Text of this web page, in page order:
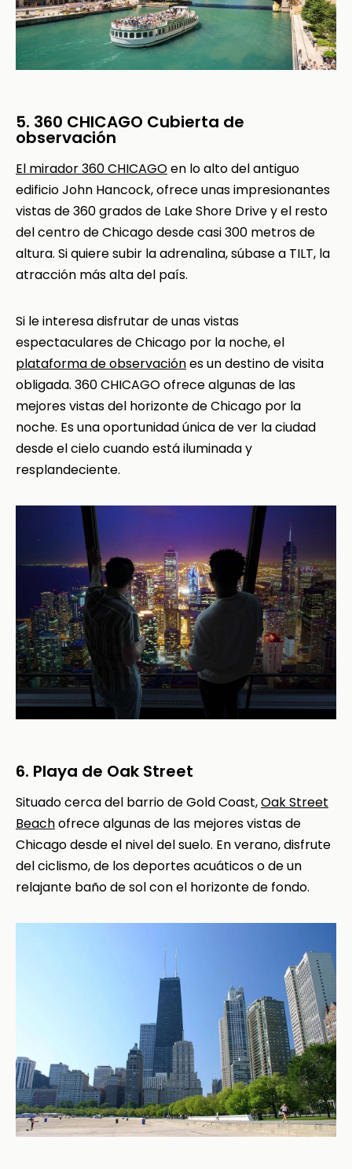
5. 360 CHICAGO Cubierta de
observación
El mirador 360 CHICAGOen lo alto del antiguo
edificio John Hancock, ofrece unas impresionantes
vistas de 360 grados de Lake Shore Drive y el resto
del centro de Chicago desde casi 300 metros de
altura. Si quiere subir la adrenalina, súbase a TILT, la
atracción más alta del país.
Si le interesa disfrutar de unas vistas
espectaculares de Chicago por la noche, el
plataforma de observaciónes un destino de visita
obligada. 360 CHICAGO ofrece algunas de las
mejores vistas del horizonte de Chicago por la
noche. Es una oportunidad única de ver la ciudad
desde el cielo cuando está iluminada y
resplandeciente.
6. Playa de Oak Street
Situado cerca del barrio de Gold Coast,Oak Street
Beachofrece algunas de las mejores vistas de
Chicago desde el nivel del suelo. En verano, disfrute
del ciclismo, de los deportes acuáticos o de un
relajante baño de sol con el horizonte de fondo.